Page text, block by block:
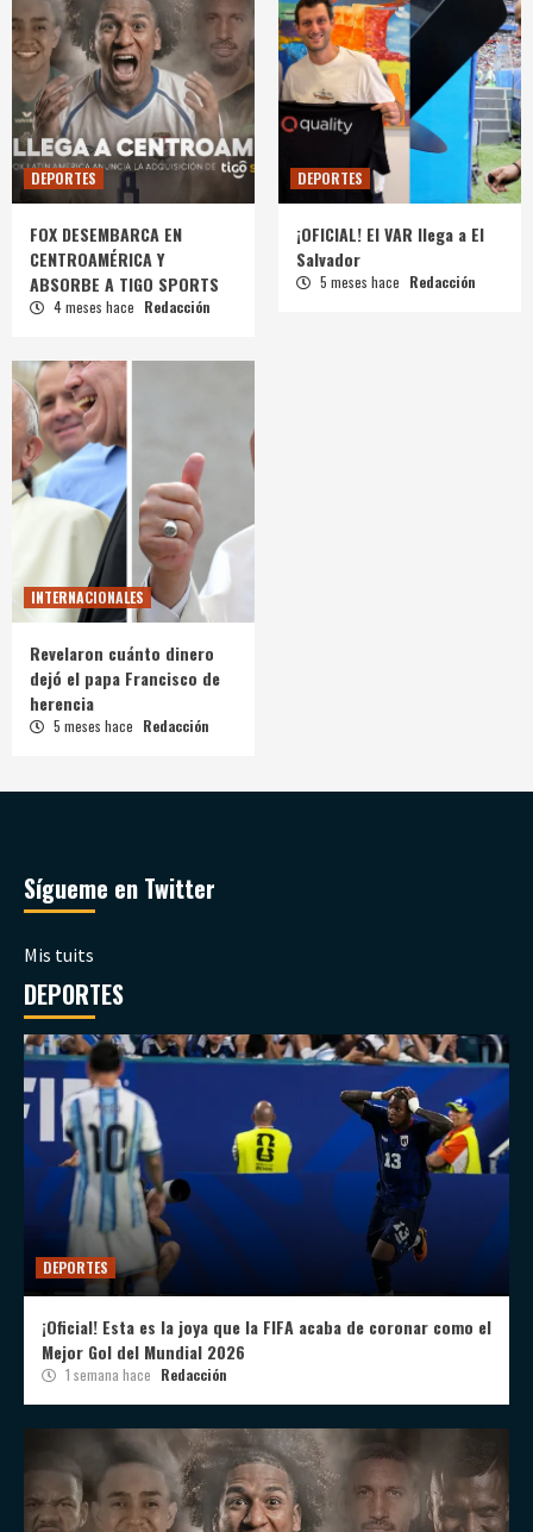
DEPORTES
FOX DESEMBARCA EN
CENTROAMÉRICA Y
ABSORBE A TIGO SPORTS
4 meses hace Redacción
DEPORTES
¡OFICIAL! El VAR llega a El
Salvador
5 meses hace Redacción
INTERNACIONALES
Revelaron cuánto dinero
dejó el papa Francisco de
herencia
5 meses hace Redacción
Sígueme en Twitter
Mis tuits
DEPORTES
DEPORTES
¡Oficial! Esta es la joya que la FIFA acaba de coronar como el
Mejor Gol del Mundial 2026
1 semana hace Redacción